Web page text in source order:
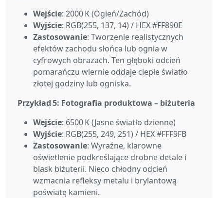
Wejście: 2000 K (Ogień/Zachód)
Wyjście: RGB(255, 137, 14) / HEX #FF890E
Zastosowanie: Tworzenie realistycznych
efektów zachodu słońca lub ognia w
cyfrowych obrazach. Ten głęboki odcień
pomarańczu wiernie oddaje ciepłe światło
złotej godziny lub ogniska.
Przykład 5: Fotografia produktowa – biżuteria
Wejście: 6500 K (Jasne światło dzienne)
Wyjście: RGB(255, 249, 251) / HEX #FFF9FB
Zastosowanie: Wyraźne, klarowne
oświetlenie podkreślające drobne detale i
blask biżuterii. Nieco chłodny odcień
wzmacnia refleksy metalu i brylantową
poświatę kamieni.